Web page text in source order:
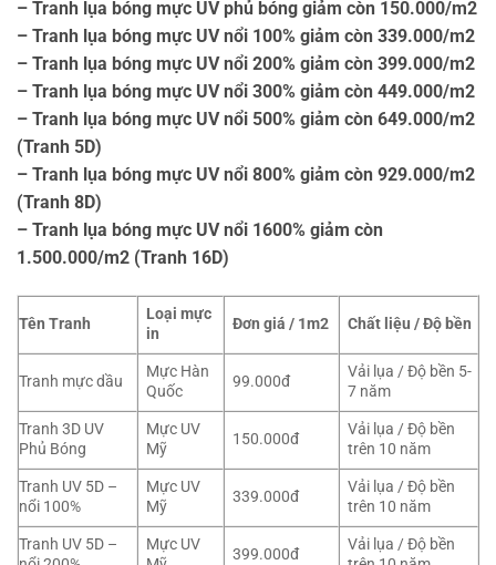
– Tranh lụa bóng mực UV phủ bóng giảm còn 150.000/m2
– Tranh lụa bóng mực UV nổi 100% giảm còn 339.000/m2
– Tranh lụa bóng mực UV nổi 200% giảm còn 399.000/m2
– Tranh lụa bóng mực UV nổi 300% giảm còn 449.000/m2
– Tranh lụa bóng mực UV nổi 500% giảm còn 649.000/m2
(Tranh 5D)
– Tranh lụa bóng mực UV nổi 800% giảm còn 929.000/m2
(Tranh 8D)
– Tranh lụa bóng mực UV nổi 1600% giảm còn
1.500.000/m2 (Tranh 16D)
Tên Tranh
Loại mực
in
Đơn giá / 1m2 Chất liệu / Độ bền
Tranh mực dầu
Mực Hàn
Quốc
99.000đ
Vải lụa / Độ bền 5-
7 năm
Tranh 3D UV
Phủ Bóng
Mực UV
Mỹ
150.000đ
Vải lụa / Độ bền
trên 10 năm
Tranh UV 5D –
nổi 100%
Mực UV
Mỹ
339.000đ
Vải lụa / Độ bền
trên 10 năm
Tranh UV 5D –
Mực UV
399.000đ
Vải lụa / Độ bền